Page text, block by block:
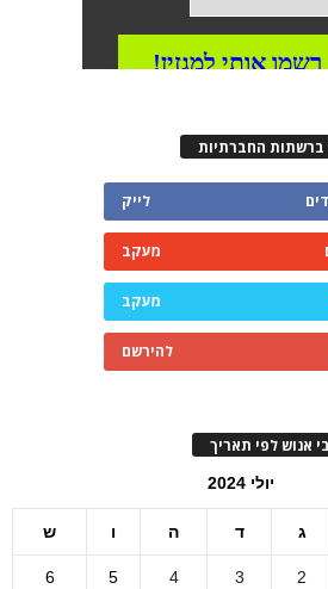
ברשתות החברתיות
לייק
מעקב
מעקב
להירשם
אנוש לפי תאריך
יולי 2024
ג ד ה ו ש
2
3
4
5
6